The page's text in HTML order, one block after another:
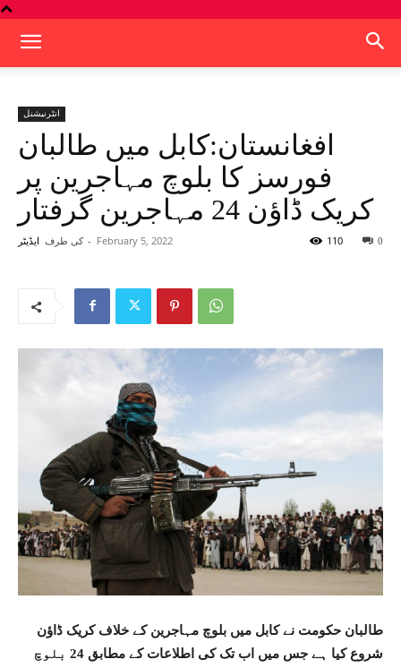
انٹرنیشنل
افغانستان:کابل میں طالبان
فورسز کا بلوچ مہاجرین پر
کریک ڈاؤن 24 مہاجرین گرفتار
کی طرف ایڈیٹر - February 5, 2022 0
110
طالبان حکومت نے کابل میں بلوچ مہاجرین کے خلاف کریک ڈاؤن
شروع کیا ہے جس میں اب تک کی اطلاعات کے مطابق 24 بلوچ